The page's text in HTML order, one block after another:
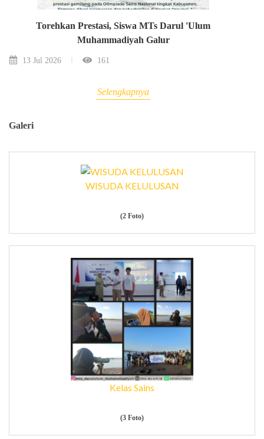
Torehkan Prestasi, Siswa MTs Darul 'Ulum
Muhammadiyah Galur
13 Jul 2026 161
Selengkapnya
Galeri
WISUDA KELULUSAN
(2 Foto)
Kelas Sains
(3 Foto)